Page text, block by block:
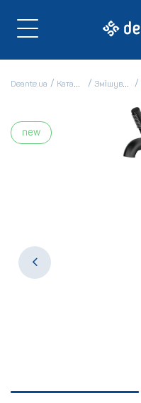
Deante.ua Каталог Змішувачі
new